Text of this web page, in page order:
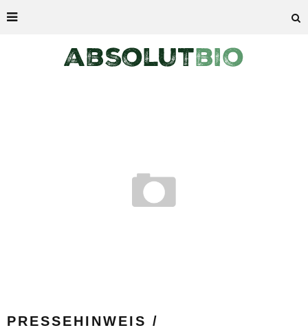
PRESSEHINWEIS /